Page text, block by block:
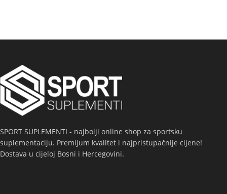
SPORT SUPLEMENTI - najbolji online shop za sportsku
suplementaciju. Premijum kvalitet i najpristupačnije cijene!
Dostava u cijeloj Bosni i Hercegovini.